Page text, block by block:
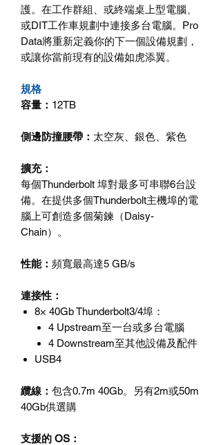
護。在工作群組、或終端桌上型電腦、
或DIT工作車規劃中連接多台電腦。Pro
Data將重新定義你的下一個設備規劃，
或讓你當前現有的設備如虎添翼。
規格
容量： 12TB
側邊防撞腰帶： 太空灰、銀色、紫色
擴充：
每個Thunderbolt 埠對最多可串聯6台設
備。在提供多個Thunderbolt主機埠的電
腦上可創造多個菊鍊（Daisy-
Chain）。
性能： 頻寬最高達5 GB/s
連接性：
8× 40Gb Thunderbolt3/4埠：
4 Upstream至一台或多台電腦
4 Downstream至其他設備及配件
USB4
纜線： 包含0.7m 40Gb。另有2m或50m
40Gb供選購
支援的 OS：